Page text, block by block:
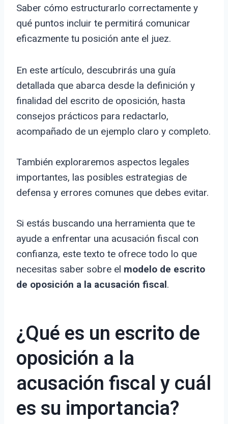
Saber cómo estructurarlo correctamente y
qué puntos incluir te permitirá comunicar
eficazmente tu posición ante el juez.
En este artículo, descubrirás una guía
detallada que abarca desde la definición y
finalidad del escrito de oposición, hasta
consejos prácticos para redactarlo,
acompañado de un ejemplo claro y completo.
También exploraremos aspectos legales
importantes, las posibles estrategias de
defensa y errores comunes que debes evitar.
Si estás buscando una herramienta que te
ayude a enfrentar una acusación fiscal con
confianza, este texto te ofrece todo lo que
necesitas saber sobre el modelo de escrito
de oposición a la acusación fiscal.
¿Qué es un escrito de
oposición a la
acusación fiscal y cuál
es su importancia?